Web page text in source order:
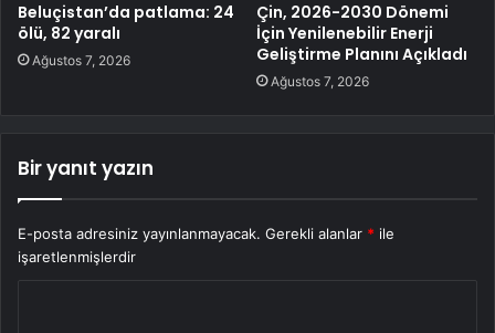
Beluçistan’da patlama: 24
ölü, 82 yaralı
Ağustos 7, 2026
Çin, 2026-2030 Dönemi
İçin Yenilenebilir Enerji
Geliştirme Planını Açıkladı
Ağustos 7, 2026
Bir yanıt yazın
E-posta adresiniz yayınlanmayacak. Gerekli alanlar * ile
işaretlenmişlerdir